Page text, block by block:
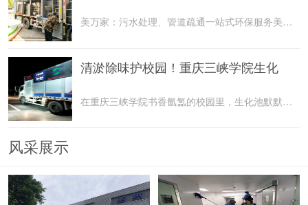
美万家：污水处理、管道疏通一站式环保服务美万家公司，
清淤除味护校园！重庆三峡学院生化
在重庆三峡学院书香氤氲的校园里，生化池默默承载着污水
风采展示